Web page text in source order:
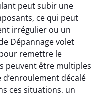
peut subir une
ce qui peut
irrégulier ou un
Dépannage volet
remettre le
peuvent être multiples
d’enroulement décalé
ces situations, un